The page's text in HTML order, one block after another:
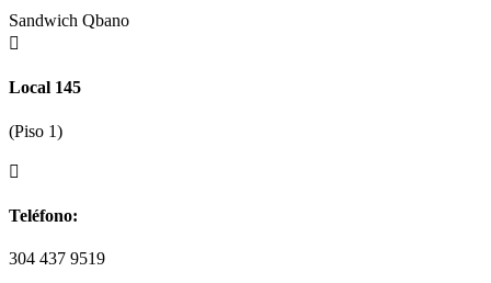
Sandwich Qbano

Local 145
(Piso 1)

Teléfono:
304 437 9519